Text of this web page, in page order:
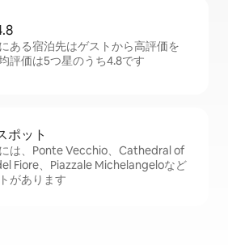
ある宿泊先はゲストから高評価を
評価は5つ星のうち4.8です
ポ⁠ッ⁠ト
は、Ponte Vecchio、Cathedral of
Fiore、Piazzale Michelangeloなど
があります